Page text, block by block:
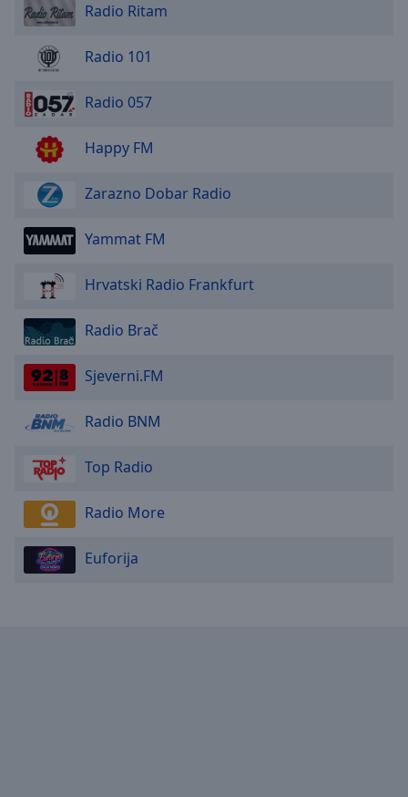
Radio Ritam
Radio 101
Radio 057
Happy FM
Zarazno Dobar Radio
Yammat FM
Hrvatski Radio Frankfurt
Radio Brač
Sjeverni.FM
Radio BNM
Top Radio
Radio More
Euforija